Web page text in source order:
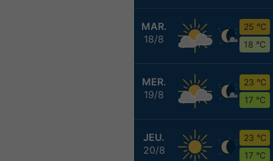
MAR.
18/8
25 °C
18 °C
MER.
19/8
23 °C
17 °C
JEU.
20/8
23 °C
17 °C